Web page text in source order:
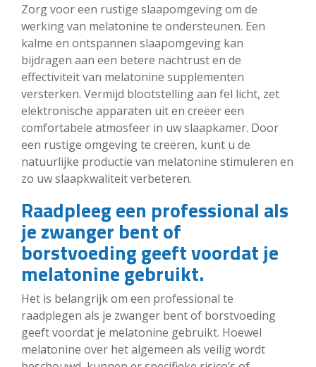
Zorg voor een rustige slaapomgeving om de
werking van melatonine te ondersteunen. Een
kalme en ontspannen slaapomgeving kan
bijdragen aan een betere nachtrust en de
effectiviteit van melatonine supplementen
versterken. Vermijd blootstelling aan fel licht, zet
elektronische apparaten uit en creëer een
comfortabele atmosfeer in uw slaapkamer. Door
een rustige omgeving te creëren, kunt u de
natuurlijke productie van melatonine stimuleren en
zo uw slaapkwaliteit verbeteren.
Raadpleeg een professional als
je zwanger bent of
borstvoeding geeft voordat je
melatonine gebruikt.
Het is belangrijk om een professional te
raadplegen als je zwanger bent of borstvoeding
geeft voordat je melatonine gebruikt. Hoewel
melatonine over het algemeen als veilig wordt